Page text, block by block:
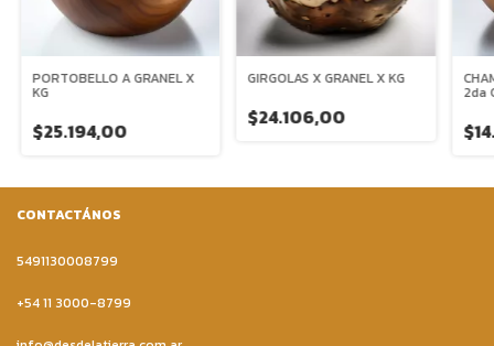
PORTOBELLO A GRANEL X
KG
$25.194,00
GIRGOLAS X GRANEL X KG
$24.106,00
2da
CONTACTÁNOS
5491130008799
+54 11 3000-8799